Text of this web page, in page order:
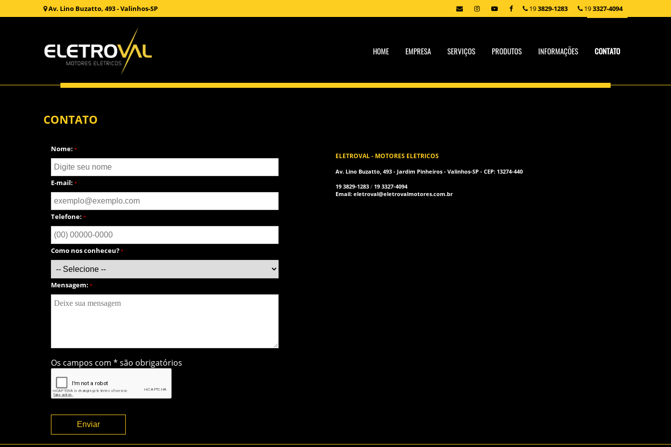
Av. Lino Buzatto, 493 - Valinhos-SP 193327-4094
193829-1283
HOME EMPRESA SERVIÇOS PRODUTOS INFORMAÇÕES CONTATO
CONTATO
Nome: *
E-mail: *
Telefone: *
Como nos conheceu? *
Mensagem: *
Os campos com * são obrigatórios
ELETROVAL - MOTORES ELETRICOS
Av. Lino Buzatto, 493 - Jardim Pinheiros - Valinhos-SP - CEP: 13274-440
19 3829-1283 / 19 3327-4094
Email: eletroval@eletrovalmotores.com.br